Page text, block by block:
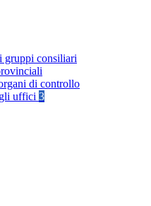
gruppi consiliari
di controllo
uffici 3